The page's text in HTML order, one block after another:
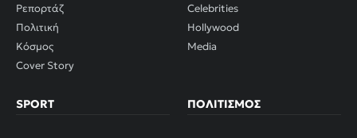
Ρεπορτάζ
Πολιτική
Κόσμος
Cover Story
Celebrities
Hollywood
Media
SPORT ΠΟΛΙΤΙΣΜΌΣ